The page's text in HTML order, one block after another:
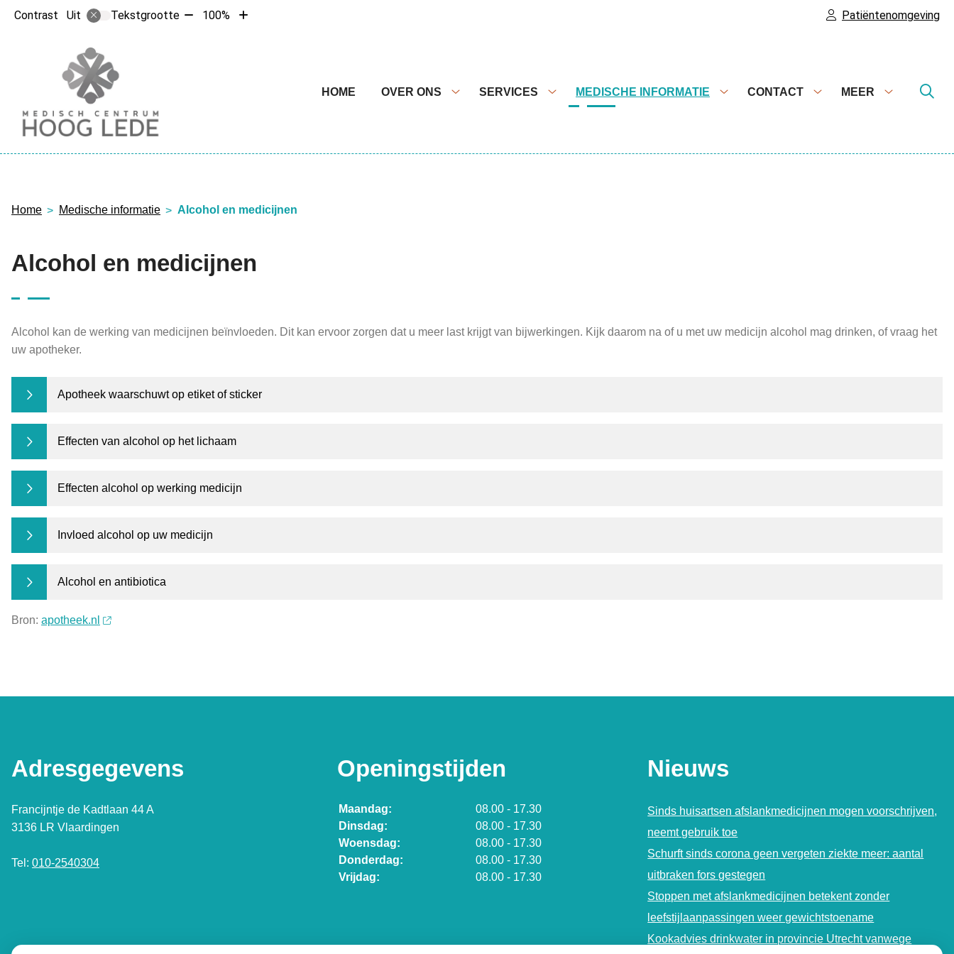
Contrast Uit Tekstgrootte Tekst100%
Tekst
Patiëntenomgeving
HOME
OVER ONS
SERVICES
Services
MEDISCHE INFORMATIE
CONTACT
MEER
Home Medische informatie Alcohol en medicijnen
Alcohol en medicijnen
Alcohol kan de werking van medicijnen beïnvloeden. Dit kan ervoor zorgen dat u meer last krijgt van bijwerkingen. Kijk daarom na of u met uw medicijn alcohol mag drinken, of vraag het
uw apotheker.
Apotheek waarschuwt op etiket of sticker
Effecten van alcohol op het lichaam
Effecten alcohol op werking medicijn
Invloed alcohol op uw medicijn
Alcohol en antibiotica
Bron: apotheek.nl
Adresgegevens
Francijntje de Kadtlaan 44 A
3136 LR Vlaardingen
Tel: 010-2540304
Openingstijden
Maandag:
08.00 - 17.30
Dinsdag:
08.00 - 17.30
Woensdag:
08.00 - 17.30
Donderdag:
08.00 - 17.30
Vrijdag:
08.00 - 17.30
Nieuws
Sinds huisartsen afslankmedicijnen mogen voorschrijven,
neemt gebruik toe
Schurft sinds corona geen vergeten ziekte meer: aantal
uitbraken fors gestegen
Stoppen met afslankmedicijnen betekent zonder
leefstijlaanpassingen weer gewichtstoename
Kookadvies drinkwater in provincie Utrecht vanwege